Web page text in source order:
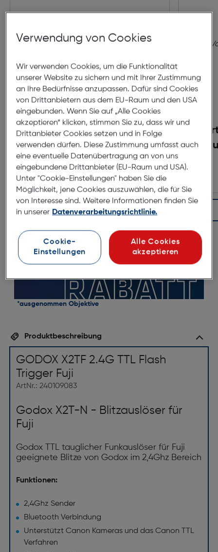
Varta Easy Pocket
Charger + 4xAA + 2xAAA
€ 30,99
In den Warenkorb
*ausgenommen Objektive
Produktbeschreibung
GODOX X2TF 2.4G TTL Flash
Trigger Fuji
ArtNr.: 240109083
Godox X2T-N - Blitzauslöser für
Fuji
Godox TTL tauglicher Funkauslöser für Fuji
geeignete Blitze von Godox im 2,4Ghz Bereich
Funktionen:
2,4Ghz Sender
Bluetooth Verbindung
Unterstützt Canon Kameras und das Canon TTL
Verfahren
Verwendung von Cookies
Wir verwenden Cookies, um die Funktionalität
unserer Website zu sichern und mit Ihrer Zustimmung
an Ihre Bedürfnisse anzupassen. Dafür sind Cookies
von Drittanbietern aus dem EU-Raum und den USA
eingebunden. Wenn Sie auf „Alle Cookies
akzeptieren“ klicken, stimmen Sie zu, dass wir und
Drittanbieter Cookies setzen und in Folge
verwenden dürfen. Diese Zustimmung umfasst auch
eine eventuelle Datenübertragung an von uns
eingebundene Drittanbieter (EU-Raum und USA).
Unter "Cookie-Einstellungen" haben Sie die
Möglichkeit, jene Cookies auszuwählen, die für Sie
von Interesse sind. Weitere Informationen finden Sie
in unserer Datenverarbeitungsrichtlinie.
Cookie-
Einstellungen
Alle Cookies
akzeptieren